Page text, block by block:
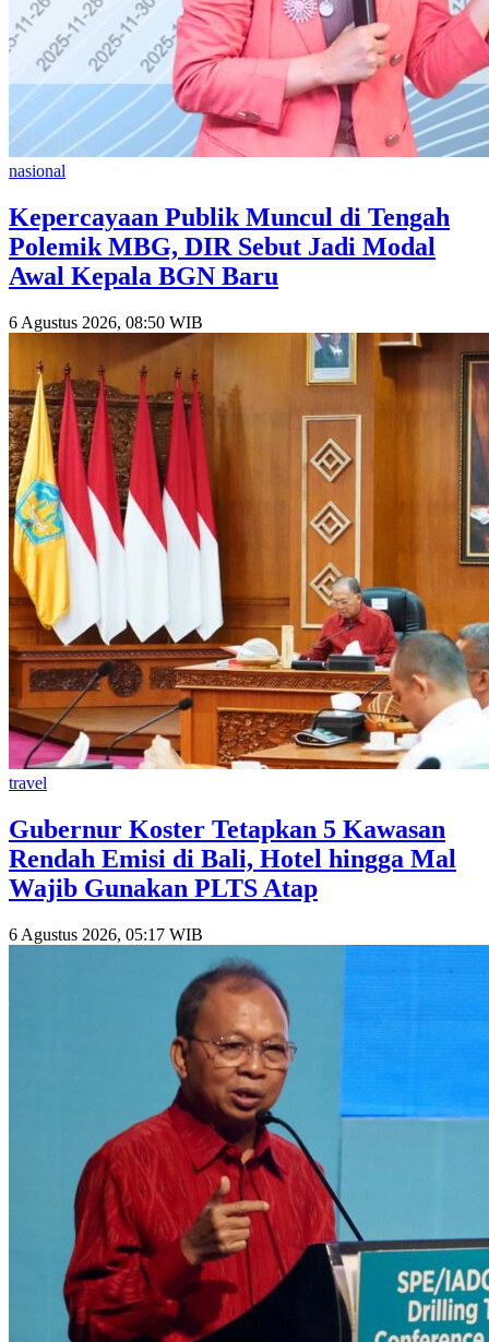
nasional
Kepercayaan Publik Muncul di Tengah
Polemik MBG, DIR Sebut Jadi Modal
Awal Kepala BGN Baru
6 Agustus 2026, 08:50 WIB
travel
Gubernur Koster Tetapkan 5 Kawasan
Rendah Emisi di Bali, Hotel hingga Mal
Wajib Gunakan PLTS Atap
6 Agustus 2026, 05:17 WIB